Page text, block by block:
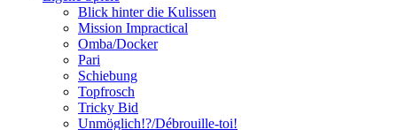
Blick hinter die Kulissen
Mission Impractical
Omba/Docker
Pari
Schiebung
Topfrosch
Tricky Bid
Unmöglich!?/Débrouille-toi!